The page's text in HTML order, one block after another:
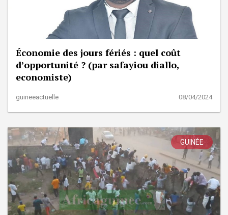
Économie des jours fériés : quel coût
d’opportunité ? (par safayiou diallo,
economiste)
guineeactuelle 08/04/2024
GUINÉE